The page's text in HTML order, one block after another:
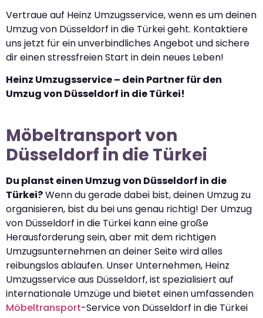
Vertraue auf Heinz Umzugsservice, wenn es um deinen
Umzug von Düsseldorf in die Türkei geht. Kontaktiere
uns jetzt für ein unverbindliches Angebot und sichere
dir einen stressfreien Start in dein neues Leben!
Heinz Umzugsservice – dein Partner für den
Umzug von Düsseldorf in die Türkei!
Möbeltransport von
Düsseldorf in die Türkei
Du planst einen Umzug von Düsseldorf in die
Türkei?Wenn du gerade dabei bist, deinen Umzug zu
organisieren, bist du bei uns genau richtig! Der Umzug
von Düsseldorf in die Türkei kann eine große
Herausforderung sein, aber mit dem richtigen
Umzugsunternehmen an deiner Seite wird alles
reibungslos ablaufen. Unser Unternehmen, Heinz
Umzugsservice aus Düsseldorf, ist spezialisiert auf
internationale Umzüge und bietet einen umfassenden
Möbeltransport-Service von Düsseldorf in die Türkei